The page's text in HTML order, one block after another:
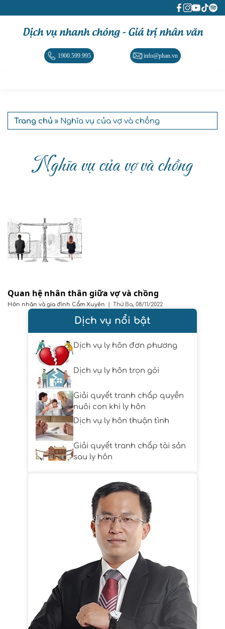
Dịch vụ nhanh chóng - Giá trị nhân văn
1900.599.995 info@phan.vn
Trang chủ » Nghĩa vụ của vợ và chồng
Nghĩa vụ của vợ và chồng
Quan hệ nhân thân giữa vợ và chồng
Hôn nhân và gia đình Cẩm Xuyên | Thứ Ba, 08/11/2022
Dịch vụ nổi bật
Dịch vụ ly hôn đơn phương
Dịch vụ ly hôn trọn gói
Giải quyết tranh chấp quyền
nuôi con khi ly hôn
Dịch vụ ly hôn thuận tình
Giải quyết tranh chấp tài sản
sau ly hôn